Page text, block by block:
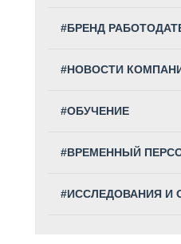
#БРЕНД
#НОВОСТИ
#ОБУЧЕНИЕ
#ВРЕМЕННЫЙ
#ИССЛЕДОВАНИЯ И